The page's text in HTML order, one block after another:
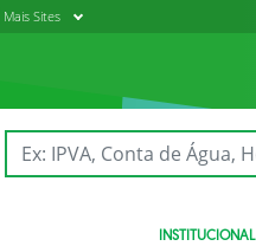
Mais Sites
INSTITUCIONAL